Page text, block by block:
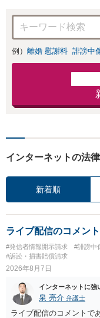
例） 離婚 慰謝料 誹謗中
インターネットの法
新着順
ライブ配信のコメン
#発信者情報開示請求 #誹謗中
#訴訟・損害賠償請求
2026年8月7日
インターネットに強
泉 亮介 弁護士
ライブ配信のコメントで